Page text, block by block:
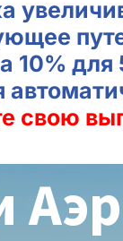
10% для
свою